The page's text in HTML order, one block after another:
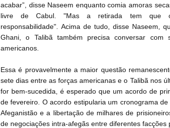
acabar”, disse Naseem enquanto comia amoras
livre de Cabul."Mas a retirada tem que
responsabilidade". Acima de tudo, disse Naseem,
Ghani, o Talibã também precisa conversar
americanos.
Essa é provavelmente a maior questão
sete dias entre as forças americanas e o Talibã nos
for bem-sucedida, é esperado que um acordo de
de fevereiro. O acordo estipularia um cronograma
Afeganistãoe a libertação de milhares de
de negociações intra-afegãs entre diferentes facções